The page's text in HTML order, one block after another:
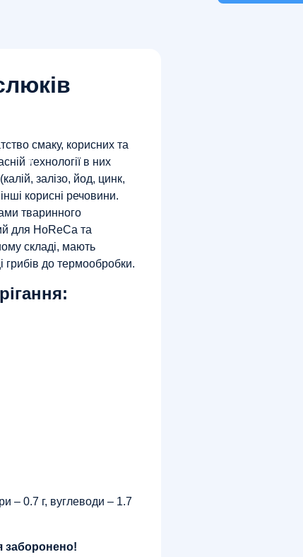
смаку, корисних та
технології в них
залізо, йод, цинк,
корисні речовини.
тваринного
для HoReCa та
складі, мають
грибів до термообробки.
– 0.7 г, вуглеводи – 1.7
заборонено!